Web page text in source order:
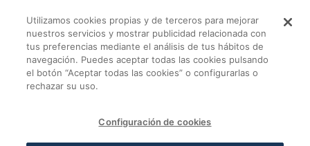
La Fundación
Volver a noticias Fundación
5 MIN LECTURA
Utilizamos cookies propias y de terceros para mejorar
nuestros servicios y mostrar publicidad relacionada con
tus preferencias mediante el análisis de tus hábitos de
navegación. Puedes aceptar todas las cookies pulsando
el botón “Aceptar todas las cookies” o configurarlas o
rechazar su uso.
Configuración de cookies